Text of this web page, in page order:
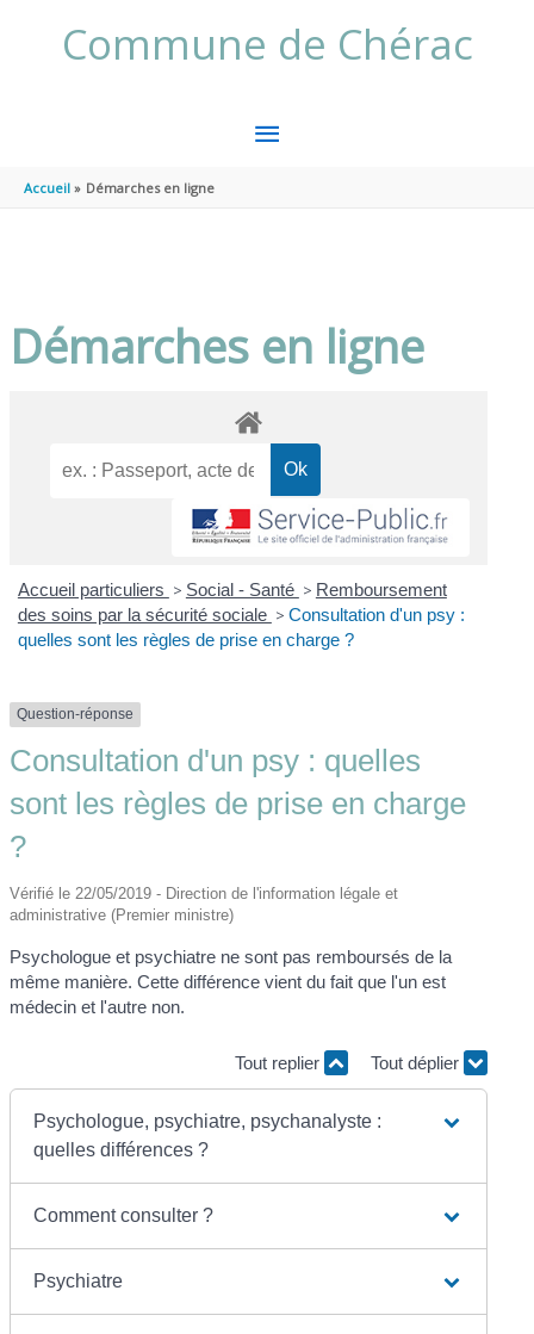
Commune de Chérac
MENU
Accueil Démarches en ligne
Démarches en ligne
Accueil particuliers > Social - Santé > Remboursement
des soins par la sécurité sociale > Consultation d'un psy :
quelles sont les règles de prise en charge ?
Question-réponse
Consultation d'un psy : quelles
sont les règles de prise en charge
?
Vérifié le 22/05/2019 - Direction de l'information légale et
administrative (Premier ministre)
Psychologue et psychiatre ne sont pas remboursés de la
même manière. Cette différence vient du fait que l'un est
médecin et l'autre non.
Tout replier Tout déplier
Psychologue, psychiatre, psychanalyste :
quelles différences ?
Comment consulter ?
Psychiatre